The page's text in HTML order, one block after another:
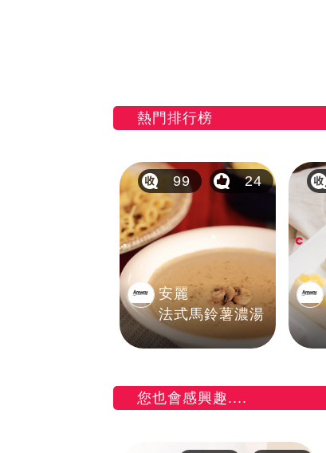
熱門排行榜
安麗
法式馬鈴薯濃湯
99 24
您也會感興趣....